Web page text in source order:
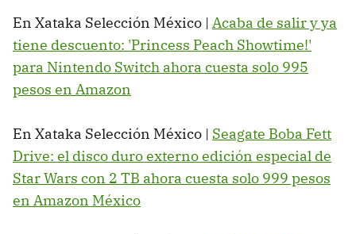
En Xataka Selección México | Acaba de salir y ya
tiene descuento: 'Princess Peach Showtime!'
para Nintendo Switch ahora cuesta solo 995
pesos en Amazon
En Xataka Selección México | Seagate Boba Fett
Drive: el disco duro externo edición especial de
Star Wars con 2 TB ahora cuesta solo 999 pesos
en Amazon México